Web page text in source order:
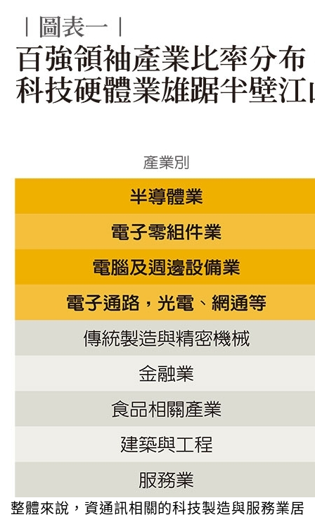
整體來說，資通訊相關的科技製造與服務業居